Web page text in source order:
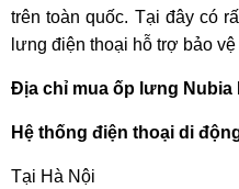
trên toàn quốc. Tại đây có
lưng điện thoại hỗ trợ bảo
Địa chỉ mua ốp lưng Nubia
Hệ thống điện thoại di
Tại Hà Nội